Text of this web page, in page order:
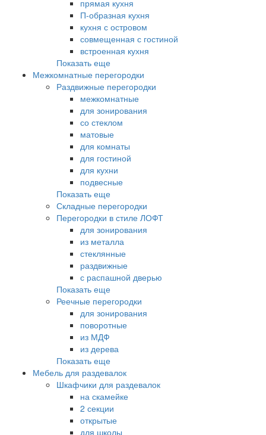
прямая кухня
П-образная кухня
кухня с островом
совмещенная с гостиной
встроенная кухня
Показать еще
Межкомнатные перегородки
Раздвижные перегородки
межкомнатные
для зонирования
со стеклом
матовые
для комнаты
для гостиной
для кухни
подвесные
Показать еще
Складные перегородки
Перегородки в стиле ЛОФТ
для зонирования
из металла
стеклянные
раздвижные
с распашной дверью
Показать еще
Реечные перегородки
для зонирования
поворотные
из МДФ
из дерева
Показать еще
Мебель для раздевалок
Шкафчики для раздевалок
на скамейке
2 секции
открытые
для школы